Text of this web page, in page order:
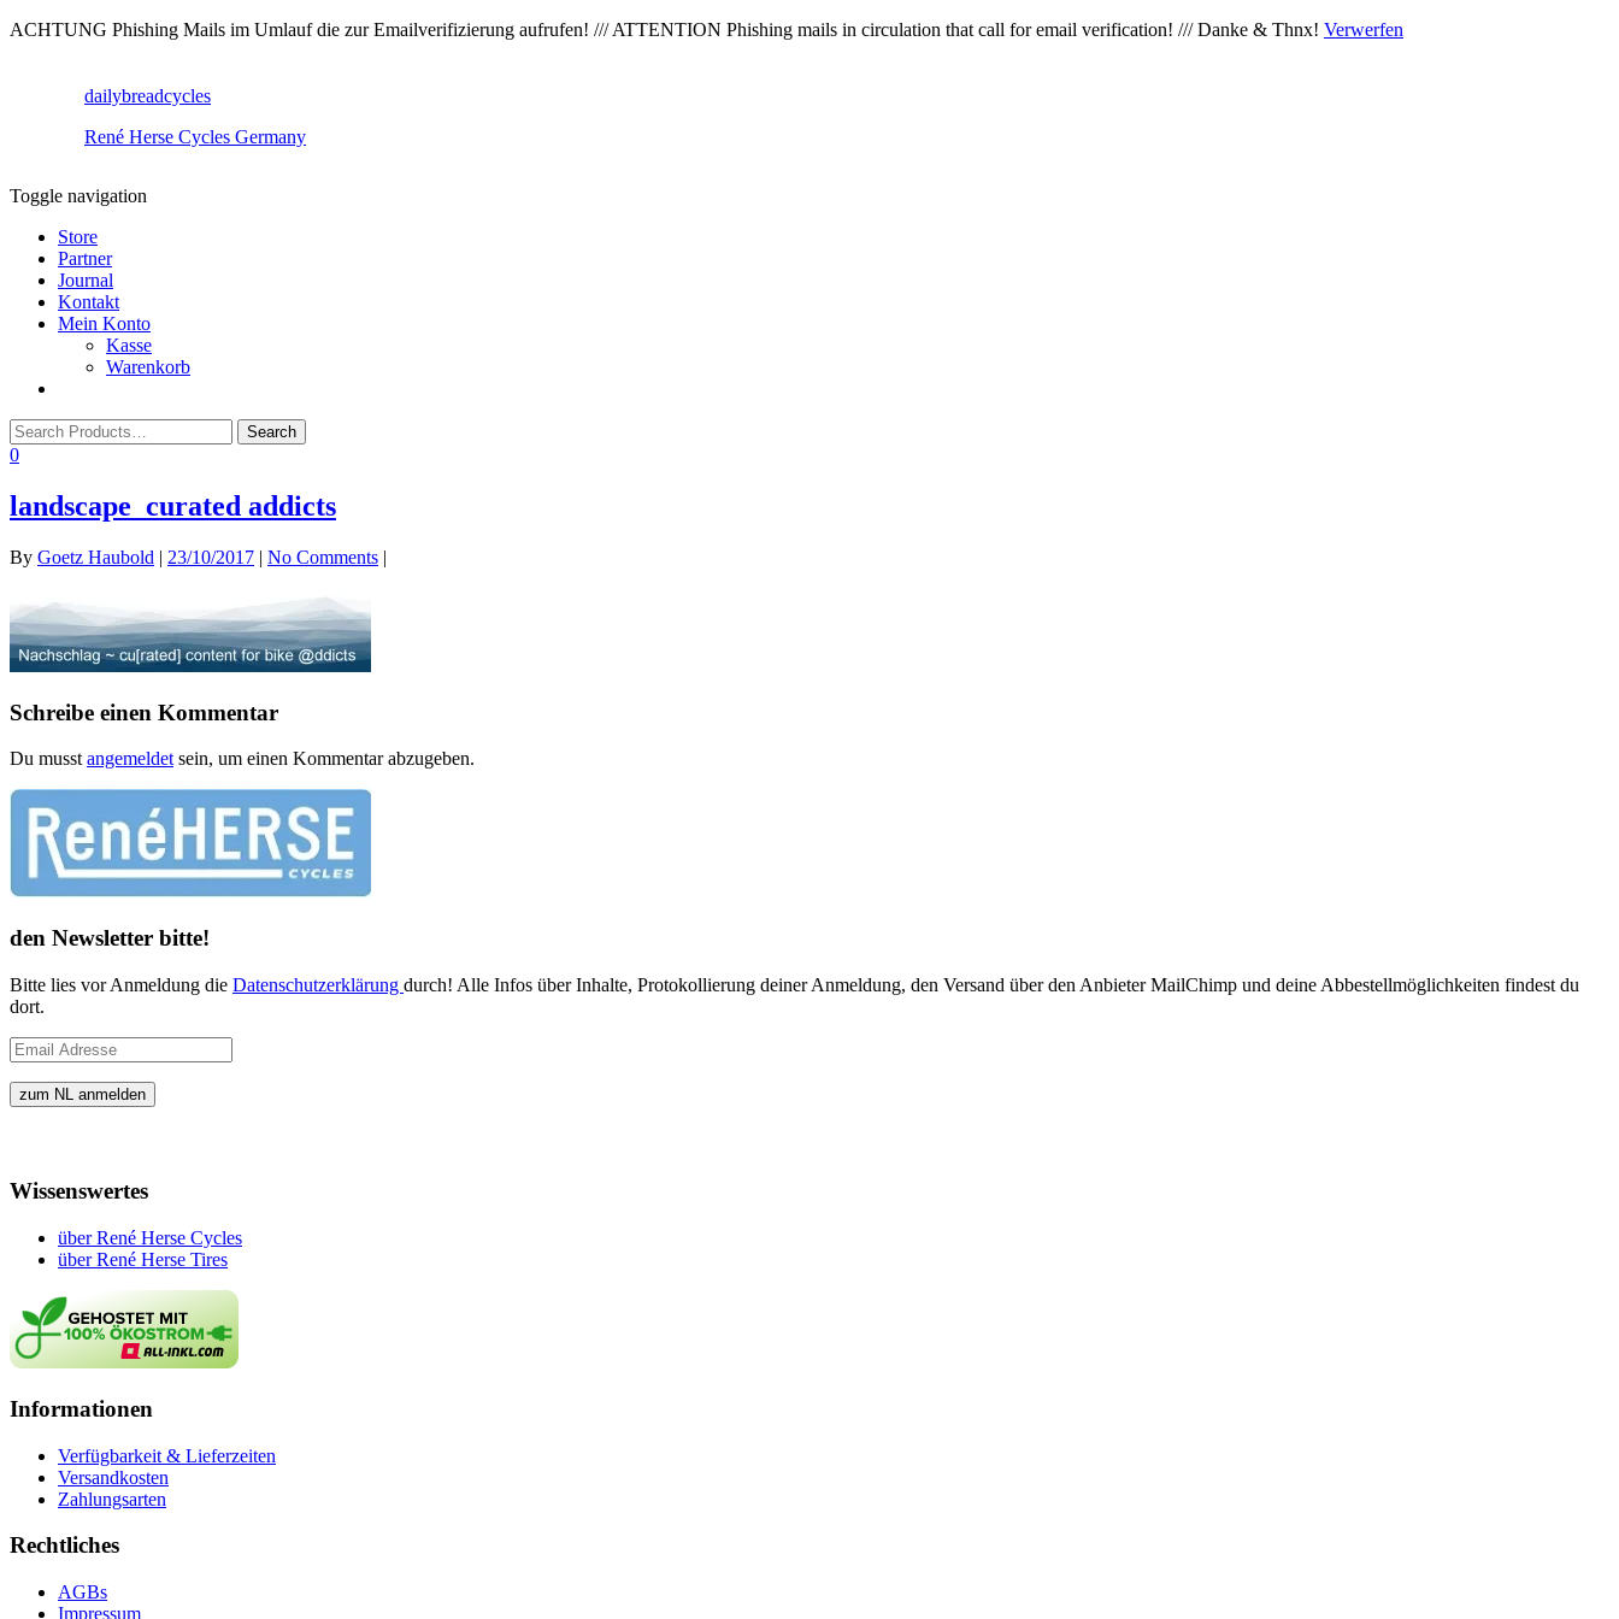
ACHTUNG Phishing Mails im Umlauf die zur Emailverifizierung aufrufen! /// ATTENTION Phishing mails in circulation that call for email verification! /// Danke & Thnx! Verwerfen
dailybreadcycles
René Herse Cycles Germany
Toggle navigation
Store
Partner
Journal
Kontakt
Mein Konto
Kasse
Warenkorb
0
landscape_curated addicts
By Goetz Haubold | 23/10/2017 | No Comments |
Schreibe einen Kommentar
Du musst angemeldet sein, um einen Kommentar abzugeben.
den Newsletter bitte!
Bitte lies vor Anmeldung die Datenschutzerklärung durch! Alle Infos über Inhalte, Protokollierung deiner Anmeldung, den Versand über den Anbieter MailChimp und deine Abbestellmöglichkeiten findest du
dort.
Wissenswertes
über René Herse Cycles
über René Herse Tires
Informationen
Verfügbarkeit & Lieferzeiten
Versandkosten
Zahlungsarten
Rechtliches
AGBs
Impressum